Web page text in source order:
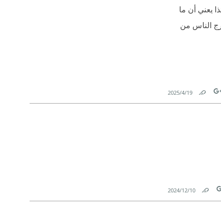
عبرَ لغة الجسد. وهذا يعني أن ما
يفسر لماذا يخرج الناس من
Link
19‏/4‏/2025
Link
10‏/12‏/2024